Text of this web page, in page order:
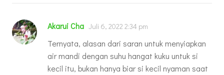
Akarui Cha Juli 6, 2022 2:34 pm
Ternyata, alasan dari saran untuk menyiapkan
air mandi dengan suhu hangat kuku untuk si
kecil itu, bukan hanya biar si kecil nyaman saat